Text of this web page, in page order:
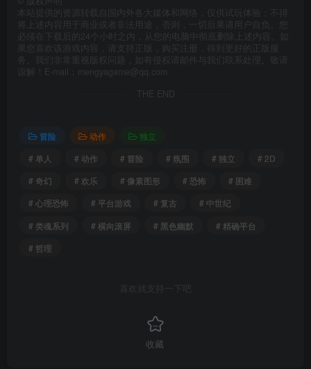
本站提供的资源转载自国内外各大媒体和网络，仅供试玩体验；不得
将上述内容用于商业或者非法用途，否则，一切后果请用户自负。您
必须在下载后的24个小时之内，从您的电脑中彻底删除上述内容。如
果您喜欢该游戏内容，请支持正版，购买注册，得到更好的正版服
务。我们非常重视版权问题，如有侵权请邮件与我们联系处理。敬请
谅解！E-mail：mengyagame@qq.com
THE END
冒险 动作
独立
# 单人
# 动作 # 冒险 # 氛围 # 独立
# 2D
# 奇幻
# 欢乐 # 像素图形 # 恐怖
# 困难
# 心理恐怖
# 平台游戏 # 复古
# 中世纪
# 类魂系列
# 横向滚屏 # 黑色幽默
# 精确平台
# 哲理
喜欢就支持一下吧
收藏